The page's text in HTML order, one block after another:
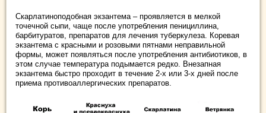
Скарлатиноподобная экзантема – проявляется в мелкой
точечной сыпи, чаще после употребления пенициллина,
барбитуратов, препаратов для лечения туберкулеза. Коревая
экзантема с красными и розовыми пятнами неправильной
формы, может появляться после употребления антибиотиков, в
этом случае температура подымается редко. Внезапная
экзантема быстро проходит в течение 2-х или 3-х дней после
приема противоаллергических препаратов.